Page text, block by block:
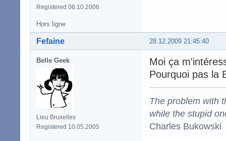
Registered 06.10.2006
Hors ligne
28.12.2009 21:45:40
Fefaine
Belle Geek
Lieu Bruxelles
Registered 10.05.2005
Moi ça
Pourquoi pas la
The problem with
while the stupid
Charles Bukowski